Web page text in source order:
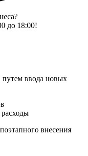
до 18:00!
путем ввода новых
внесения